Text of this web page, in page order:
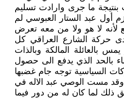
بنتيجة ما جرى وارادت تسليم
أول عبد الستار العبوسي لم
لأنه لا هو ولا من معه تعرض
حركة الشارع العراقي كل
بالعائلة المالكة وبالذات
بالحد الذي يدفع الى حصول
السياسية توجه جام غضبها
وقد مست الوصي عبد الاله في
ذلك لما كان له من دور فيما